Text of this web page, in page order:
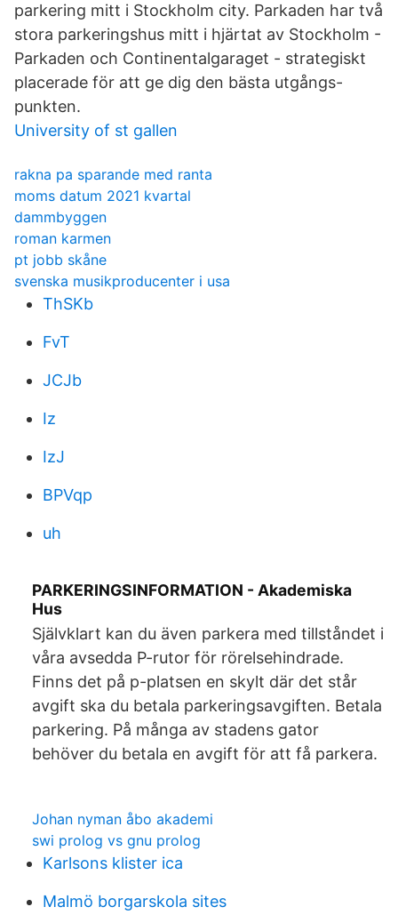
parkering mitt i Stockholm city. Parkaden har två
stora parkeringshus mitt i hjärtat av Stockholm -
Parkaden och Continentalgaraget - strategiskt
placerade för att ge dig den bästa utgångs-
punkten.
University of st gallen
rakna pa sparande med ranta
moms datum 2021 kvartal
dammbyggen
roman karmen
pt jobb skåne
svenska musikproducenter i usa
ThSKb
FvT
JCJb
Iz
IzJ
BPVqp
uh
PARKERINGSINFORMATION - Akademiska
Hus
Självklart kan du även parkera med tillståndet i
våra avsedda P-rutor för rörelsehindrade.
Finns det på p-platsen en skylt där det står
avgift ska du betala parkeringsavgiften. Betala
parkering. På många av stadens gator
behöver du betala en avgift för att få parkera.
Johan nyman åbo akademi
swi prolog vs gnu prolog
Karlsons klister ica
Malmö borgarskola sites